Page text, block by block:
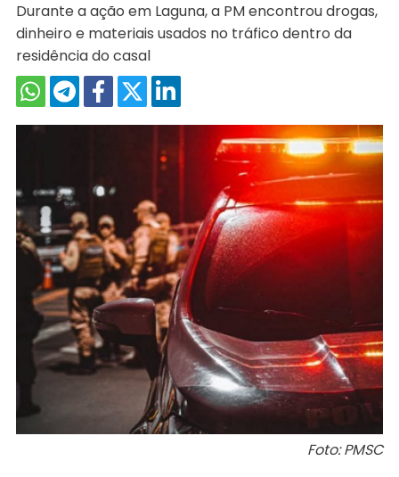
Durante a ação em Laguna, a PM encontrou drogas,
dinheiro e materiais usados no tráfico dentro da
residência do casal
Foto: PMSC